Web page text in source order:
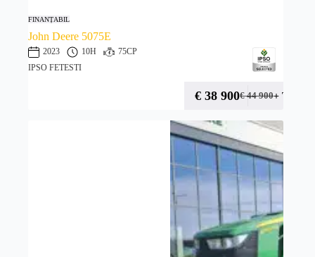
FINANȚABIL
John Deere 5075E
2023 10H
75CP
IPSO FETESTI
€44 900
€ 38 900 + TVA